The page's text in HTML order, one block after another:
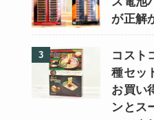
が正解
コスト
種セッ
お買い
ンとス